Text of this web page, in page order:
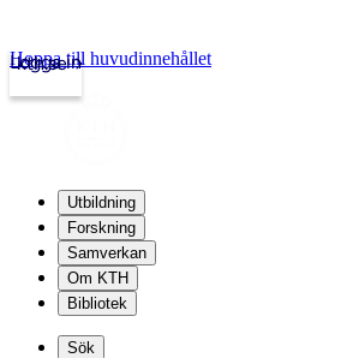
kth.se
Logga in
Hoppa till huvudinnehållet
Utbildning
Forskning
Samverkan
Om KTH
Bibliotek
Sök